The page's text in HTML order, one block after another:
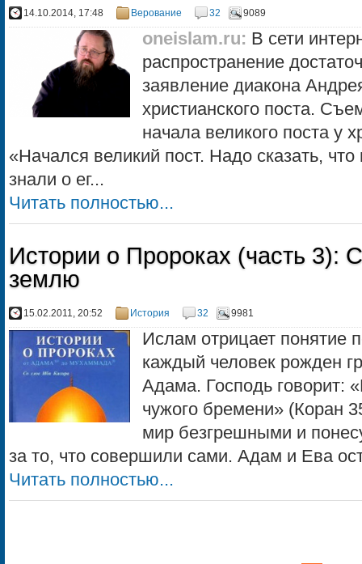
14.10.2014, 17:48 Верование 32 9089
oneislam.ru: В сети
распространение
заявление диакона
христианского поста.
начала великого поста у
«Начался великий пост. Надо сказать,
знали о ег...
Читать полностью...
Истории о Пророках (часть 3):
землю
15.02.2011, 20:52 История 32 9981
Ислам отрицает понятие
каждый человек рожден
Адама. Господь говорит:
чужого бремени» (Коран
мир безгрешными и
за то, что совершили сами. Адам и Ева
Читать полностью...